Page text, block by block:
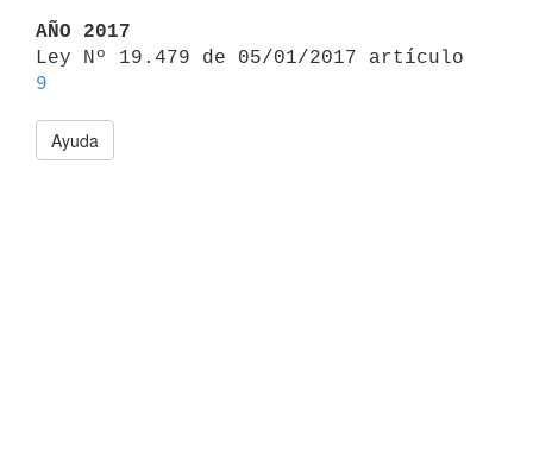
AÑO 2017
9
Ayuda